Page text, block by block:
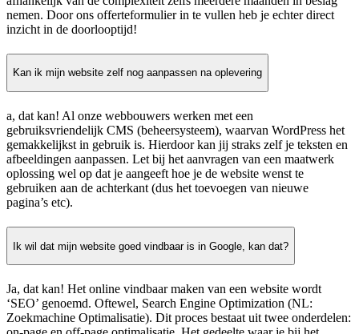
nemen. Door ons offerteformulier in te vullen heb je echter direct
inzicht in de doorlooptijd!
Kan ik mijn website zelf nog aanpassen na oplevering
a, dat kan! Al onze webbouwers werken met een
gebruiksvriendelijk CMS (beheersysteem), waarvan WordPress het
gemakkelijkst in gebruik is. Hierdoor kan jij straks zelf je teksten en
afbeeldingen aanpassen. Let bij het aanvragen van een maatwerk
oplossing wel op dat je aangeeft hoe je de website wenst te
gebruiken aan de achterkant (dus het toevoegen van nieuwe
pagina’s etc).
Ik wil dat mijn website goed vindbaar is in Google, kan dat?
Ja, dat kan! Het online vindbaar maken van een website wordt
‘SEO’ genoemd. Oftewel, Search Engine Optimization (NL:
Zoekmachine Optimalisatie). Dit proces bestaat uit twee onderdelen: